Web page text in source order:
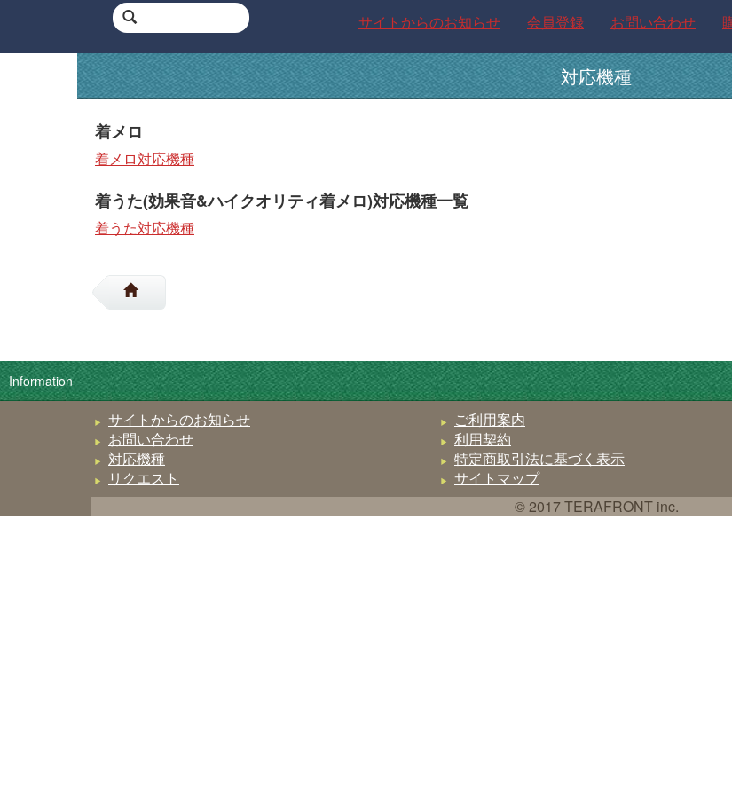
サイトからのお知らせ 会員登録 お問い合わせ
対応機種
着メロ
着メロ対応機種
着うた(効果音&ハイクオリティ着メロ)対応機種一覧
着うた対応機種
Information
サイトからのお知らせ ご利用案内
お問い合わせ
利用契約
対応機種
特定商取引法に基づく表示
リクエスト
サイトマップ
© 2017 TERAFRONT inc.